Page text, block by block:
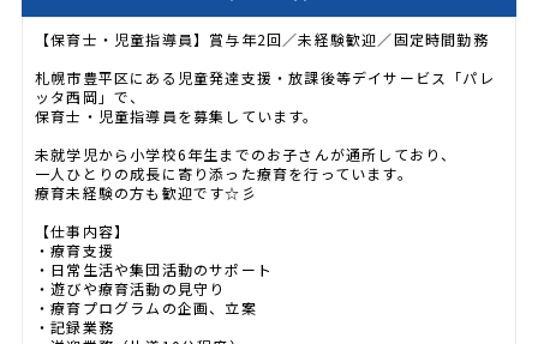
【保育士・児童指導員】賞与年2回／未経験歓迎／固定時間勤務
札幌市豊平区にある児童発達支援・放課後等デイサービス「パレ
ッタ西岡」で、
保育士・児童指導員を募集しています。
未就学児から小学校6年生までのお子さんが通所しており、
一人ひとりの成長に寄り添った療育を行っています。
療育未経験の方も歓迎です☆彡
【仕事内容】
・療育支援
・日常生活や集団活動のサポート
・遊びや療育活動の見守り
・療育プログラムの企画、立案
・記録業務